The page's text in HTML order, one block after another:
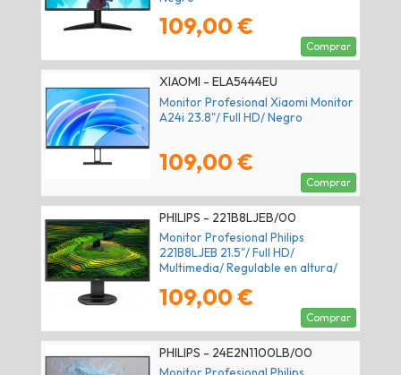
109,00 €
Comprar
XIAOMI - ELA5444EU
Monitor Profesional Xiaomi Monitor
A24i 23.8"/ Full HD/ Negro
109,00 €
Comprar
PHILIPS - 221B8LJEB/00
Monitor Profesional Philips
221B8LJEB 21.5"/ Full HD/
Multimedia/ Regulable en altura/
109,00 €
Comprar
PHILIPS - 24E2N1100LB/00
Monitor Profesional Philips